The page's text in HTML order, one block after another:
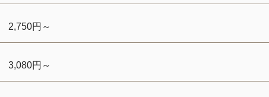
2,750円～
3,080円～